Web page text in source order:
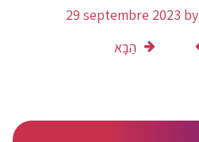
29 septembre 2023 by
הַבָּא